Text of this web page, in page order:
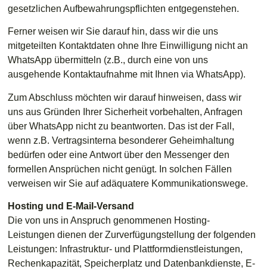
gesetzlichen Aufbewahrungspflichten entgegenstehen.
Ferner weisen wir Sie darauf hin, dass wir die uns
mitgeteilten Kontaktdaten ohne Ihre Einwilligung nicht an
WhatsApp übermitteln (z.B., durch eine von uns
ausgehende Kontaktaufnahme mit Ihnen via WhatsApp).
Zum Abschluss möchten wir darauf hinweisen, dass wir
uns aus Gründen Ihrer Sicherheit vorbehalten, Anfragen
über WhatsApp nicht zu beantworten. Das ist der Fall,
wenn z.B. Vertragsinterna besonderer Geheimhaltung
bedürfen oder eine Antwort über den Messenger den
formellen Ansprüchen nicht genügt. In solchen Fällen
verweisen wir Sie auf adäquatere Kommunikationswege.
Hosting und E-Mail-Versand
Die von uns in Anspruch genommenen Hosting-
Leistungen dienen der Zurverfügungstellung der folgenden
Leistungen: Infrastruktur- und Plattformdienstleistungen,
Rechenkapazität, Speicherplatz und Datenbankdienste, E-